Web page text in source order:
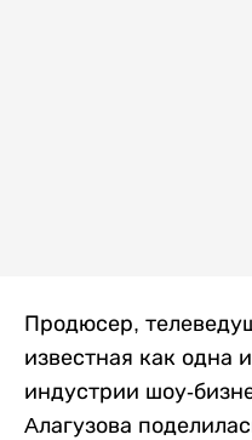
Продюсер,
известная как одна
индустрии шоу-
Aлагузова